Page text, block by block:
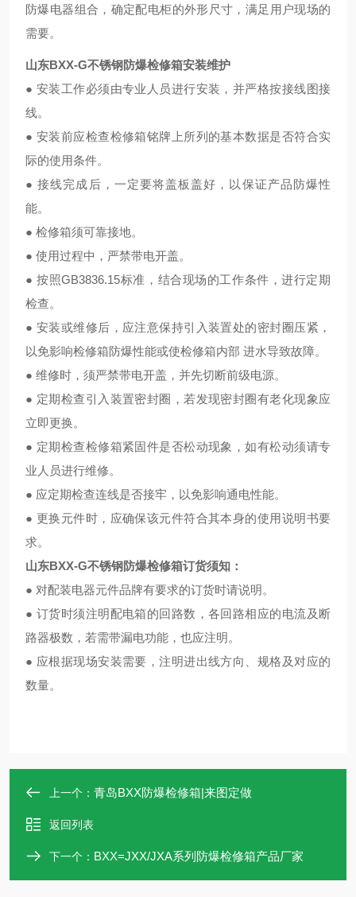
防爆电器组合，确定配电柜的外形尺寸，满足用户现场的
需要。
山东BXX-G不锈钢防爆检修箱安装维护
● 安装工作必须由专业人员进行安装，并严格按接线图接
线。
● 安装前应检查检修箱铭牌上所列的基本数据是否符合实
际的使用条件。
● 接线完成后，一定要将盖板盖好，以保证产品防爆性
能。
● 检修箱须可靠接地。
● 使用过程中，严禁带电开盖。
● 按照GB3836.15标准，结合现场的工作条件，进行定期
检查。
● 安装或维修后，应注意保持引入装置处的密封圈压紧，
以免影响检修箱防爆性能或使检修箱内部 进水导致故障。
● 维修时，须严禁带电开盖，并先切断前级电源。
● 定期检查引入装置密封圈，若发现密封圈有老化现象应
立即更换。
● 定期检查检修箱紧固件是否松动现象，如有松动须请专
业人员进行维修。
● 应定期检查连线是否接牢，以免影响通电性能。
● 更换元件时，应确保该元件符合其本身的使用说明书要
求。
山东BXX-G不锈钢防爆检修箱订货须知：
● 对配装电器元件品牌有要求的订货时请说明。
● 订货时须注明配电箱的回路数，各回路相应的电流及断
路器极数，若需带漏电功能，也应注明。
● 应根据现场安装需要，注明进出线方向、规格及对应的
数量。
上一个： 青岛BXX防爆检修箱|来图定做
返回列表
下一个： BXX=JXX/JXA系列防爆检修箱产品厂家